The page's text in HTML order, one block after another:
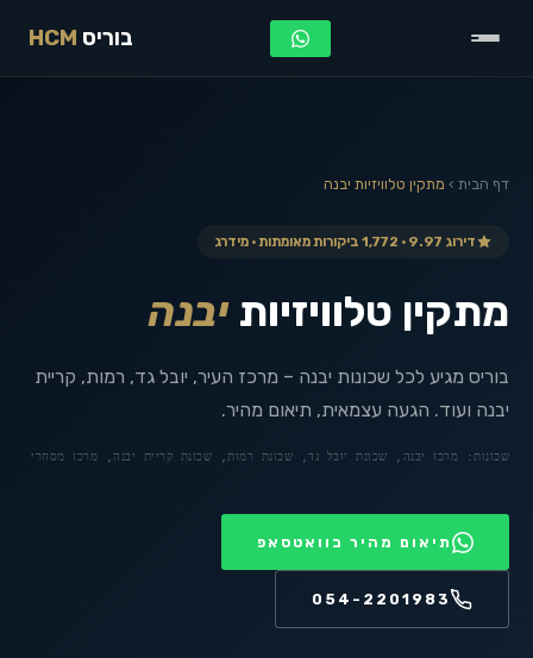
בוריס HCM
דף הבית › מתקין טלוויזיות יבנה
דירוג 9.97 · 1,772 ביקורות מאומתות · מידרג
מתקין טלוויזיות יבנה
בוריס מגיע לכל שכונות יבנה – מרכז העיר, יובל גד, רמות, קריית
יבנה ועוד. הגעה עצמאית, תיאום מהיר.
שכונות: מרכז יבנה, שכונת יובל גד, שכונת רמות, שכונת קריית יבנה, מרכז מסחרי
תיאום מהיר בוואטסאפ
054-2201983